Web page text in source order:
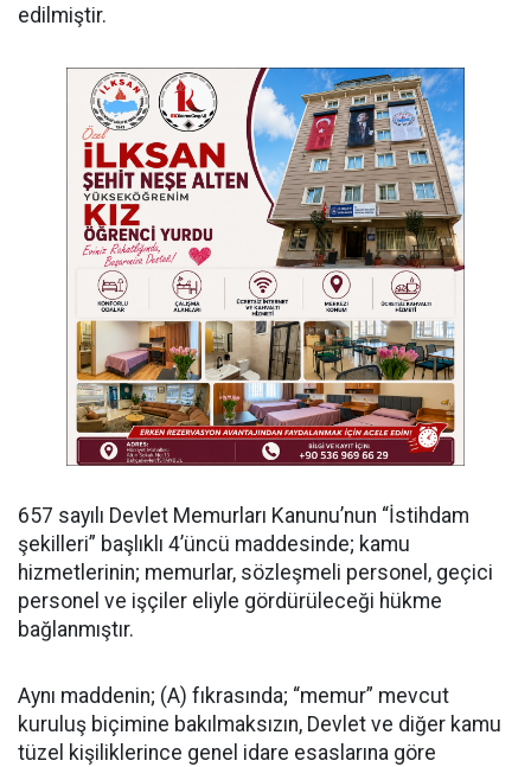
edilmiştir.
657 sayılı Devlet Memurları Kanunu’nun “İstihdam
şekilleri” başlıklı 4’üncü maddesinde; kamu
hizmetlerinin; memurlar, sözleşmeli personel, geçici
personel ve işçiler eliyle gördürüleceği hükme
bağlanmıştır.
Aynı maddenin; (A) fıkrasında; “memur” mevcut
kuruluş biçimine bakılmaksızın, Devlet ve diğer kamu
tüzel kişiliklerince genel idare esaslarına göre